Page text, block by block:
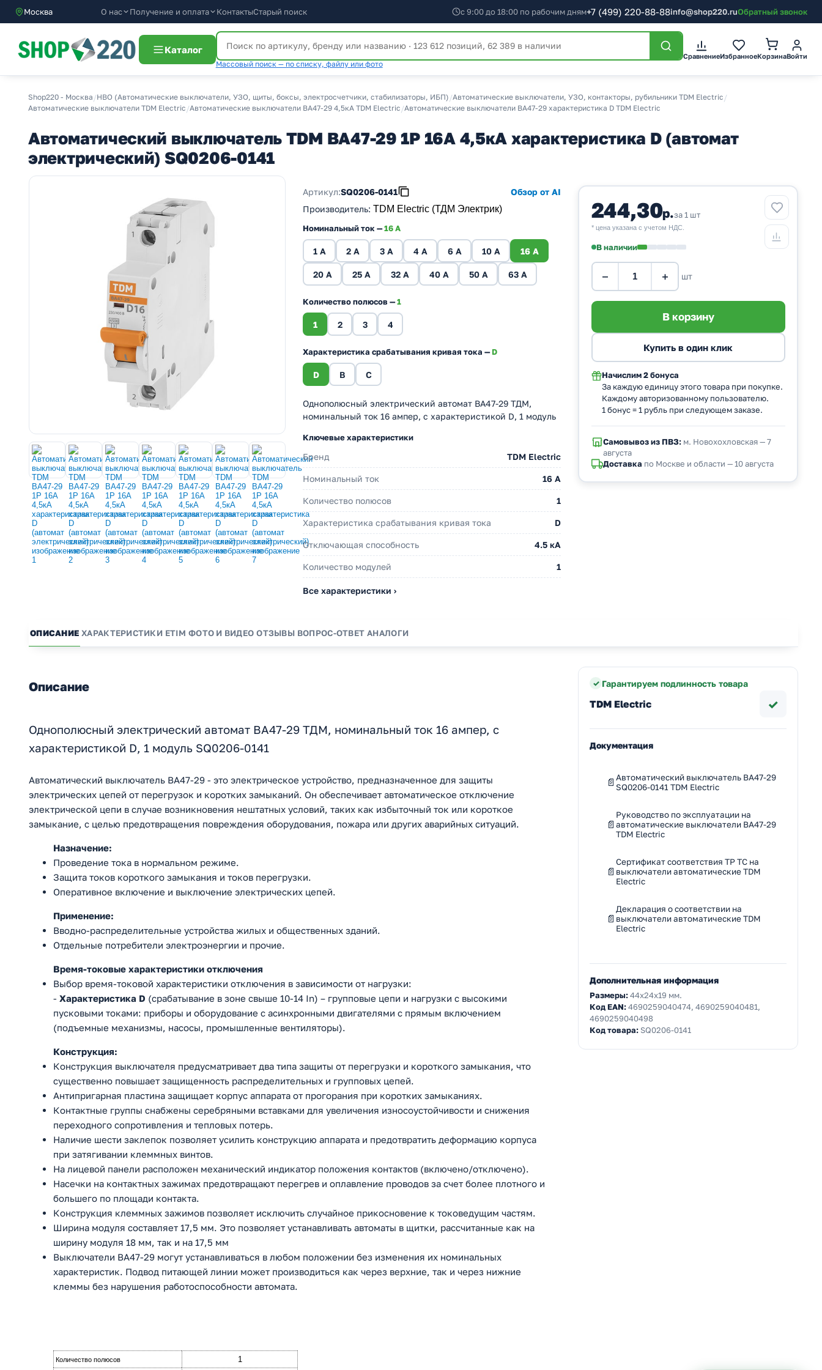
Москва О нас Получение и оплата КонтактыСтарый поиск с 9:00 до 18:00 по рабочим дням+7 (499) 220-88-88info@shop220.ruОбратный звонок
Каталог
Массовый поиск — по списку, файлу или фото
СравнениеИзбранноеКорзинаВойти
Shop220 - Москва /НВО (Автоматические выключатели, УЗО, щиты, боксы, электросчетчики, стабилизаторы, ИБП) /Автоматические выключатели, УЗО, контакторы, рубильники TDM Electric /
Автоматические выключатели TDM Electric /Автоматические выключатели ВА47-29 4,5кА TDM Electric /Автоматические выключатели ВА47-29 характеристика D TDM Electric
Автоматический выключатель TDM ВА47-29 1Р 16А 4,5кА характеристика D (автомат
электрический) SQ0206-0141
Артикул:SQ0206-0141
Обзор от AI
Производитель: TDM Electric (ТДМ Электрик)
Номинальный ток —16 A
1 A 2 A 3 A 4 A 6 A 10 A 16 A
20 A 25 A 32 A 40 A 50 A 63 A
Количество полюсов —1
1 2 3 4
Характеристика срабатывания кривая тока —D
D B C
Однополюсный электрический автомат ВА47-29 ТДМ,
номинальный ток 16 ампер, с характеристикой D, 1 модуль
Ключевые характеристики
Бренд TDM Electric
Номинальный ток 16 A
Количество полюсов 1
Характеристика срабатывания кривая тока D
Отключающая способность 4.5 кА
Количество модулей 1
Все характеристики ›
244,30р.за 1 шт
* цена указана с учетом НДС.
В наличии
− + шт
Начислим 2 бонуса
За каждую единицу этого товара при покупке.
Каждому авторизованному пользователю.
1 бонус = 1 рубль при следующем заказе.
Самовывоз из ПВЗ:м. Новохохловская — 7
августа
Доставка по Москве и области — 10 августа
ОПИСАНИЕ ХАРАКТЕРИСТИКИ ETIM ФОТО И ВИДЕО ОТЗЫВЫ ВОПРОС-ОТВЕТ АНАЛОГИ
Описание
Однополюсный электрический автомат ВА47-29 ТДМ, номинальный ток 16 ампер, с
характеристикой D, 1 модуль SQ0206-0141
Автоматический выключатель ВА47-29 - это электрическое устройство, предназначенное для защиты
электрических цепей от перегрузок и коротких замыканий. Он обеспечивает автоматическое отключение
электрической цепи в случае возникновения нештатных условий, таких как избыточный ток или короткое
замыкание, с целью предотвращения повреждения оборудования, пожара или других аварийных ситуаций.
Назначение:
Проведение тока в нормальном режиме.
Защита токов короткого замыкания и токов перегрузки.
Оперативное включение и выключение электрических цепей.
Применение:
Вводно-распределительные устройства жилых и общественных зданий.
Отдельные потребители электроэнергии и прочие.
Время-токовые характеристики отключения
Выбор время-токовой характеристики отключения в зависимости от нагрузки:
- Характеристика D (срабатывание в зоне свыше 10-14 In) – групповые цепи и нагрузки с высокими
пусковыми токами: приборы и оборудование с асинхронными двигателями с прямым включением
(подъемные механизмы, насосы, промышленные вентиляторы).
Конструкция:
Конструкция выключателя предусматривает два типа защиты от перегрузки и короткого замыкания, что
существенно повышает защищенность распределительных и групповых цепей.
Антипригарная пластина защищает корпус аппарата от прогорания при коротких замыканиях.
Контактные группы снабжены серебряными вставками для увеличения износоустойчивости и снижения
переходного сопротивления и тепловых потерь.
Наличие шести заклепок позволяет усилить конструкцию аппарата и предотвратить деформацию корпуса
при затягивании клеммных винтов.
На лицевой панели расположен механический индикатор положения контактов (включено/отключено).
Насечки на контактных зажимах предотвращают перегрев и оплавление проводов за счет более плотного и
большего по площади контакта.
Конструкция клеммных зажимов позволяет исключить случайное прикосновение к токоведущим частям.
Ширина модуля составляет 17,5 мм. Это позволяет устанавливать автоматы в щитки, рассчитанные как на
ширину модуля 18 мм, так и на 17,5 мм
Выключатели ВА47-29 могут устанавливаться в любом положении без изменения их номинальных
характеристик. Подвод питающей линии может производиться как через верхние, так и через нижние
клеммы без нарушения работоспособности автомата.
Количество полюсов 1
Гарантируем подлинность товара
TDM Electric ✓
Документация
Автоматический выключатель ВА47-29
SQ0206-0141 TDM Electric
Руководство по эксплуатации на
автоматические выключатели ВА47-29
TDM Electric
Сертификат соответствия ТР ТС на
выключатели автоматические TDM
Electric
Декларация о соответствии на
выключатели автоматические TDM
Electric
Дополнительная информация
Размеры:44x24x19 мм.
Код EAN:4690259040474, 4690259040481,
4690259040498
Код товара: SQ0206-0141